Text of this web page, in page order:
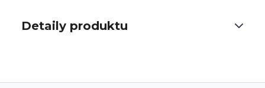
Detaily produktu